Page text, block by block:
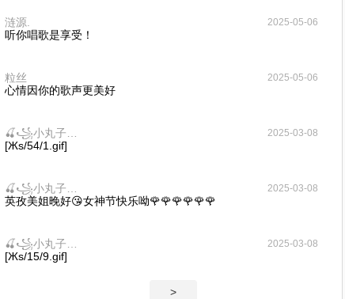
涟源. 2025-05-06
听你唱歌是享受！
粒丝 2025-05-06
心情因你的歌声更美好
2025-03-08
[Жs/54/1.gif]
2025-03-08
英孜美姐晚好😘女神节快乐呦🌹🌹🌹🌹🌹🌹
2025-03-08
[Жs/15/9.gif]
>